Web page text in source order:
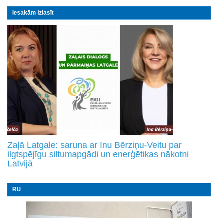
Iesakām izlasīt
Zaļā Latgale: saruna ar Inu Bērziņu-Veitu par
ilgtspējīgu siltumapgādi un enerģētikas nākotni
Latvijā
RU